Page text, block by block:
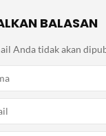
BALASAN
Anda tidak akan